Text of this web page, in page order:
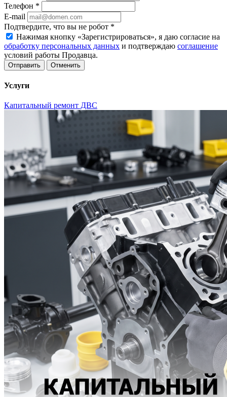
Телефон *
E-mail
Подтвердите, что вы не робот *
Нажимая кнопку «Зарегистрироваться», я даю согласие на
обработку персональных данных и подтверждаю соглашение
условий работы Продавца.
Отменить
Услуги
Капитальный ремонт ДВС